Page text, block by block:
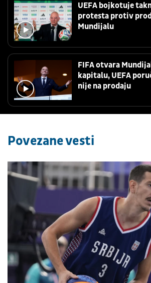
UEFA bojkotuje
protesta protiv
Mundijalu
FIFA otvara
kapitalu, UEFA
nije na prodaju
Povezane vesti